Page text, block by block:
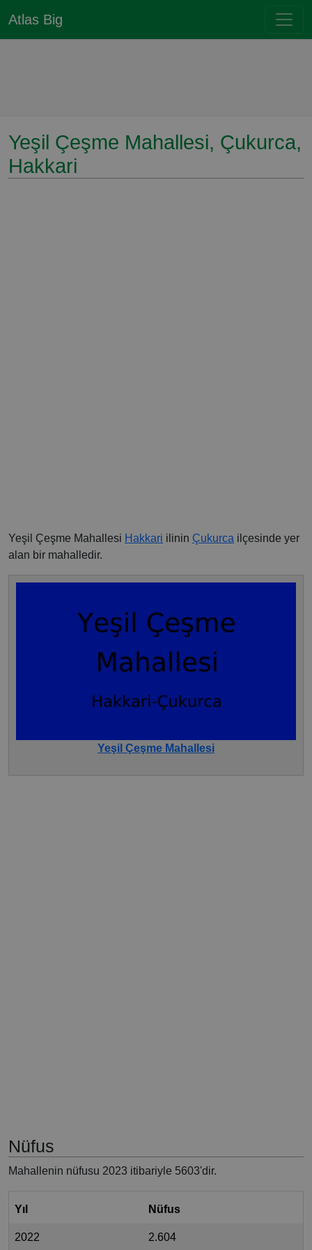
Atlas Big
Yeşil Çeşme Mahallesi, Çukurca,
Hakkari
Yeşil Çeşme Mahallesi Hakkari ilinin Çukurca ilçesinde yer
alan bir mahalledir.
Yeşil Çeşme Mahallesi
Nüfus
Mahallenin nüfusu 2023 itibariyle 5603'dir.
Yıl Nüfus
2022 2.604